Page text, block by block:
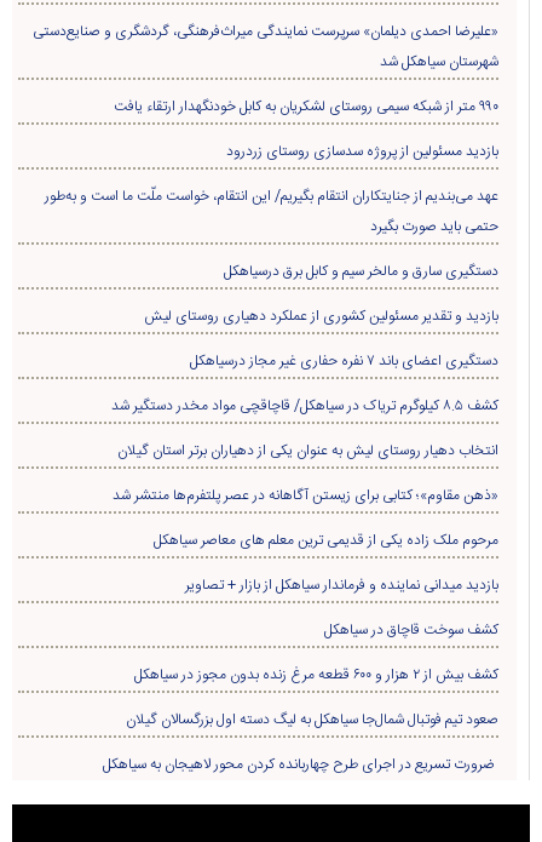
«علیرضا احمدی دیلمان» سرپرست نمایندگی میراث‌فرهنگی، گردشگری و صنایع‌دستی
شهرستان سیاهکل شد
۹۹۰ متر از شبکه سیمی روستای لشکریان به کابل خودنگهدار ارتقاء یافت
بازدید مسئولین از پروژه سدسازی روستای زردرود
عهد می‌بندیم از جنایتکاران انتقام بگیریم/ این انتقام، خواست ملّت ما است و به‌طور
حتمی باید صورت بگیرد
دستگیری سارق و مالخر سیم و کابل برق درسیاهکل
بازدید و تقدیر مسئولین کشوری از عملکرد دهیاری روستای لیش
دستگیری اعضای باند ۷ نفره حفاری غير مجاز درسیاهکل
کشف ۸.۵ کیلوگرم تریاک در سیاهکل/ قاچاقچی مواد مخدر دستگیر شد
انتخاب دهیار روستای لیش به عنوان یکی از دهیاران برتر استان گیلان
«ذهن مقاوم»؛ کتابی برای زیستن آگاهانه در عصر پلتفرم‌ها منتشر شد
مرحوم ملک زاده یکی از قدیمی ترین معلم های معاصر سیاهکل
بازدید میدانی نماینده و فرماندار سیاهکل از بازار + تصاویر
کشف سوخت قاچاق در سياهکل
کشف بیش از ۲ هزار و ۶۰۰ قطعه مرغ زنده بدون مجوز در سیاهکل
صعود تیم فوتبال شمال‌جا‌ سیاهکل به لیگ دسته اول بزرگسالان گیلان
ضرورت تسریع در اجرای طرح چهاربانده کردن محور لاهیجان به سیاهکل